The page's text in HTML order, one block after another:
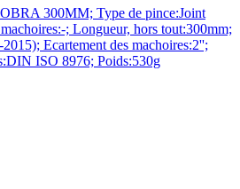
300MM; Type de pince:Joint
; Longueur, hors tout:300mm;
Ecartement des machoires:2'';
ISO 8976; Poids:530g